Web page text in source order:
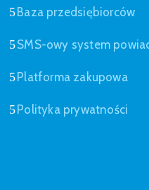
Baza przedsiębiorców
SMS-owy system
Platforma zakupowa
Polityka prywatności